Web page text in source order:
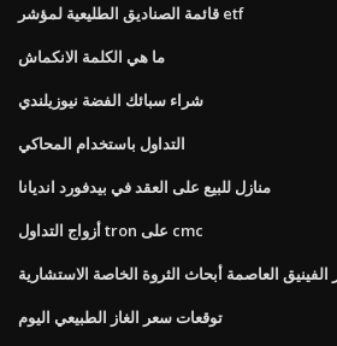
قائمة الصناديق الطليعية لمؤشر etf
ما هي الكلمة الانكماش
شراء سبائك الفضة نيوزيلندي
التداول باستخدام المحاكي
منازل للبيع على العقد في بيدفورد انديانا
أزواج التداول tron ​​على cmc
الفينيق العاصمة أبحاث الثروة الخاصة الاستشارية
توقعات سعر الغاز الطبيعي اليوم